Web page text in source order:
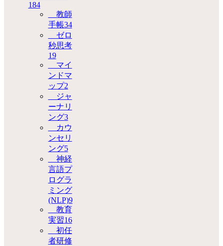
184
教師
手帳34
ゼロ
秒思考
19
マイ
ンドマ
ップ2
ジャ
ーナリ
ング3
カウ
ンセリ
ング5
神経
言語プ
ログラ
ミング
(NLP)9
教育
実習16
初任
者研修